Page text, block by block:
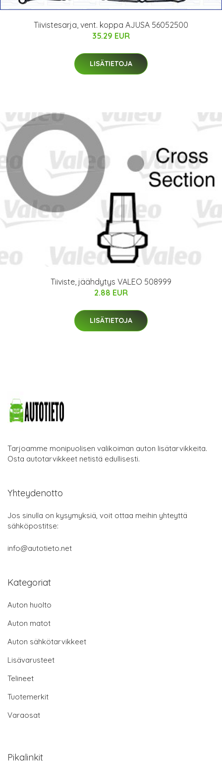
Tiivistesarja, vent. koppa AJUSA 56052500
35.29 EUR
LISÄTIETOJA
Tiiviste, jäähdytys VALEO 508999
2.88 EUR
LISÄTIETOJA
Tarjoamme monipuolisen valikoiman auton lisätarvikkeita.
Osta autotarvikkeet netistä edullisesti.
Yhteydenotto
Jos sinulla on kysymyksiä, voit ottaa meihin yhteyttä
sähköpostitse:
info@autotieto.net
Kategoriat
Auton huolto
Auton matot
Auton sähkötarvikkeet
Lisävarusteet
Telineet
Tuotemerkit
Varaosat
Pikalinkit